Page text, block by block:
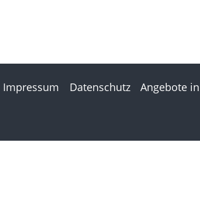
Impressum Datenschutz Angebote